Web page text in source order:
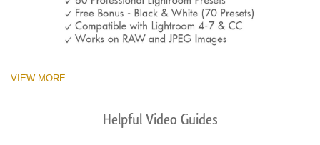
VIEW MORE
Helpful Video Guides